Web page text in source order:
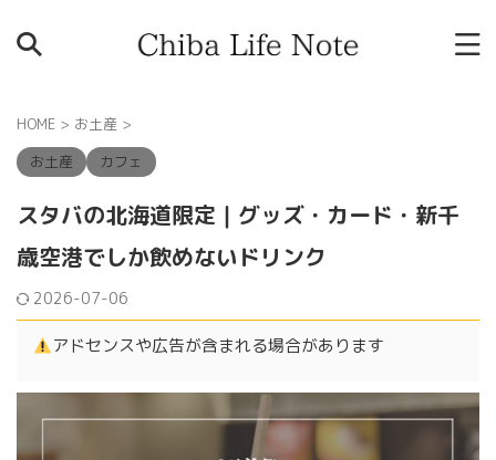
HOME > お土産 >
お土産
カフェ
スタバの北海道限定｜グッズ・カード・新千
歳空港でしか飲めないドリンク
2026-07-06
アドセンスや広告が含まれる場合があります